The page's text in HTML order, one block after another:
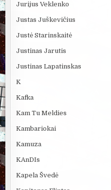
Jurijus Veklenko
Justas Juškevičius
Justė Starinskaitė
Justinas Jarutis
Justinas Lapatinskas
K
Kafka
Kam Tu Meldies
Kambariokai
Kamuza
KAnDIs
Kapela Švedė